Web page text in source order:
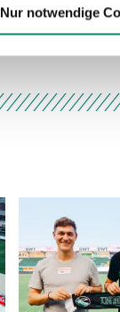
Nur notwendige